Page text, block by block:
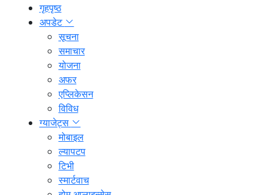
गृहपृष्ठ
अपडेट
सूचना
समाचार
योजना
अफर
एप्लिकेसन
विविध
ग्याजेट्स
मोबाइल
ल्यापटप
टिभी
स्मार्टवाच